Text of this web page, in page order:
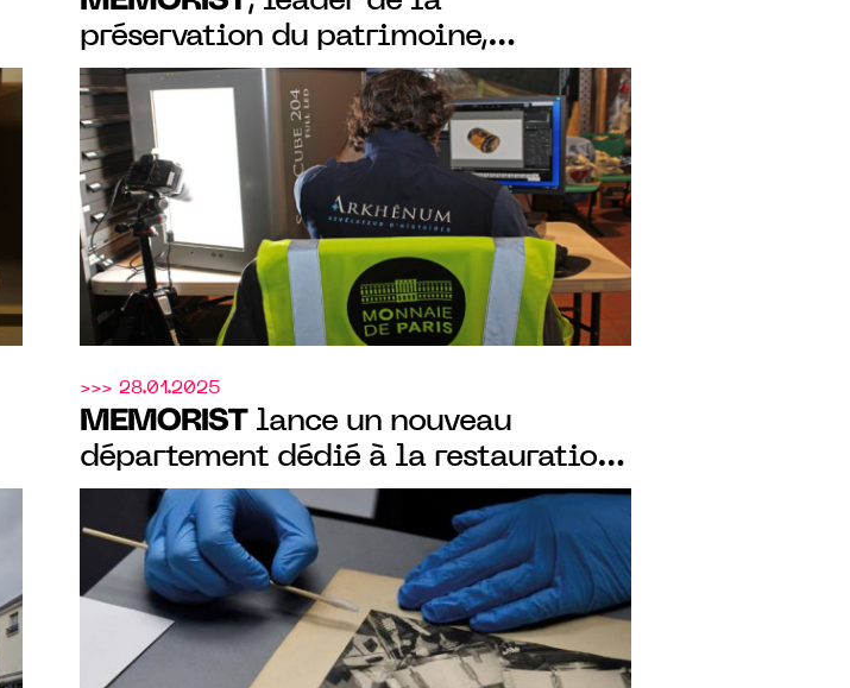
préservation du patrimoine,
numérise, pour la Monnaie de Paris,
4 500 coins jetonniers historiques de
l’Ancien Régime
>>> 28.01.2025
MEMORISTlance un nouveau
département dédié à la restauration
et la conservation de photographies